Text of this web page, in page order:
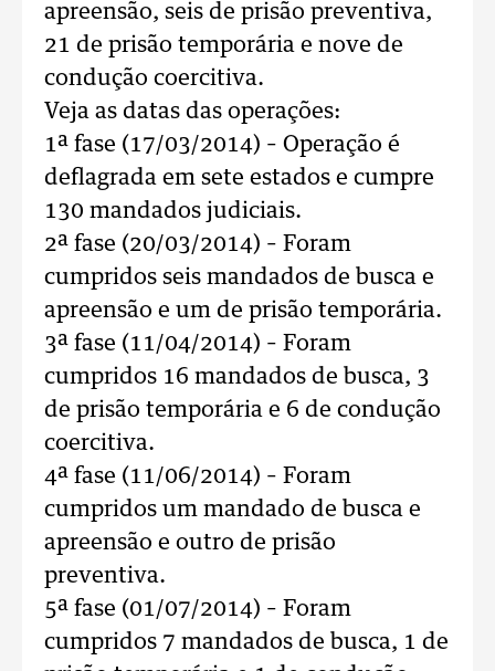
apreensão, seis de prisão preventiva,
21 de prisão temporária e nove de
condução coercitiva.
Veja as datas das operações:
1ª fase (17/03/2014) – Operação é
deflagrada em sete estados e cumpre
130 mandados judiciais.
2ª fase (20/03/2014) – Foram
cumpridos seis mandados de busca e
apreensão e um de prisão temporária.
3ª fase (11/04/2014) – Foram
cumpridos 16 mandados de busca, 3
de prisão temporária e 6 de condução
coercitiva.
4ª fase (11/06/2014) – Foram
cumpridos um mandado de busca e
apreensão e outro de prisão
preventiva.
5ª fase (01/07/2014) – Foram
cumpridos 7 mandados de busca, 1 de